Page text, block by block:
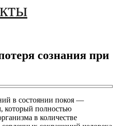
сознания при
в состоянии покоя —
который полностью
в количестве